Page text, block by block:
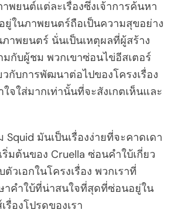
พยนต์แต่ละเรื่องซึ่งเจ้าการค้นหา
ยู่ในภาพยนตร์ถือเป็นความสุขอย่าง
าพยนตร์ นั่นเป็นเหตุผลที่ผู้สร้าง
มกับผู้ชม พวกเขาซ่อนไข่อีสเตอร์
กับการพัฒนาต่อไปของโครงเรื่อง
จใส่มากเท่านั้นที่จะสังเกตเห็นและ
Squid มันเป็นเรื่องง่ายที่จะคาดเดา
ริ่มต้นของ Cruella ซ่อนคำใบ้เกี่ยว
วเอกในโครงเรื่อง พวกเราที่
าคำใบ้ที่น่าสนใจที่สุดที่ซ่อนอยู่ใน
องโปรดของเรา